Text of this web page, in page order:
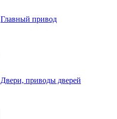
Главный привод
Двери, приводы дверей